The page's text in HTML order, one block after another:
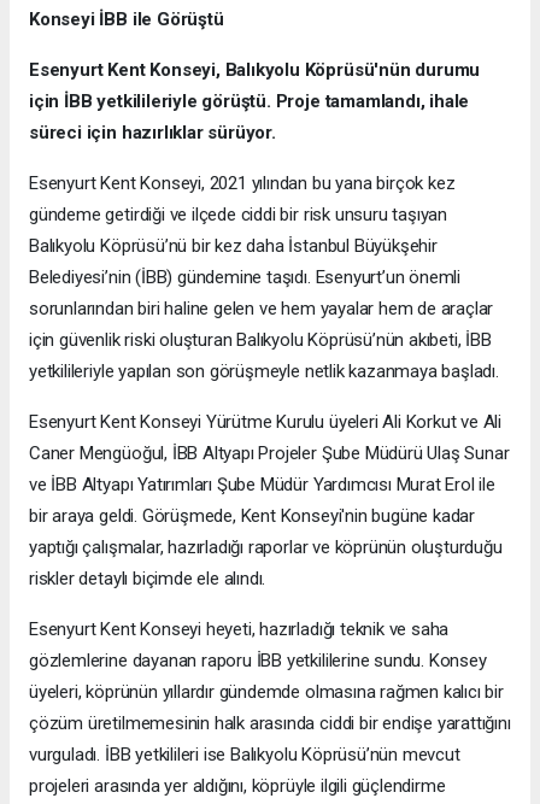
Konseyi İBB ile Görüştü
Esenyurt Kent Konseyi, Balıkyolu Köprüsü'nün durumu
için İBB yetkilileriyle görüştü. Proje tamamlandı, ihale
süreci için hazırlıklar sürüyor.
Esenyurt Kent Konseyi, 2021 yılından bu yana birçok kez
gündeme getirdiği ve ilçede ciddi bir risk unsuru taşıyan
Balıkyolu Köprüsü’nü bir kez daha İstanbul Büyükşehir
Belediyesi’nin (İBB) gündemine taşıdı. Esenyurt’un önemli
sorunlarından biri haline gelen ve hem yayalar hem de araçlar
için güvenlik riski oluşturan Balıkyolu Köprüsü’nün akıbeti, İBB
yetkilileriyle yapılan son görüşmeyle netlik kazanmaya başladı.
Esenyurt Kent Konseyi Yürütme Kurulu üyeleri Ali Korkut ve Ali
Caner Mengüoğul, İBB Altyapı Projeler Şube Müdürü Ulaş Sunar
ve İBB Altyapı Yatırımları Şube Müdür Yardımcısı Murat Erol ile
bir araya geldi. Görüşmede, Kent Konseyi'nin bugüne kadar
yaptığı çalışmalar, hazırladığı raporlar ve köprünün oluşturduğu
riskler detaylı biçimde ele alındı.
Esenyurt Kent Konseyi heyeti, hazırladığı teknik ve saha
gözlemlerine dayanan raporu İBB yetkililerine sundu. Konsey
üyeleri, köprünün yıllardır gündemde olmasına rağmen kalıcı bir
çözüm üretilmemesinin halk arasında ciddi bir endişe yarattığını
vurguladı. İBB yetkilileri ise Balıkyolu Köprüsü’nün mevcut
projeleri arasında yer aldığını, köprüyle ilgili güçlendirme